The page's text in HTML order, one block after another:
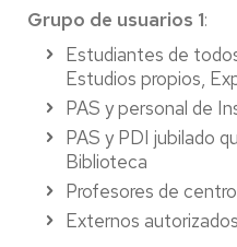
Grupo de usuarios 1:
Estudiantes de
Estudios propios,
PAS y personal de
PAS y PDI jubilado
Biblioteca
Profesores de
Externos autorizados